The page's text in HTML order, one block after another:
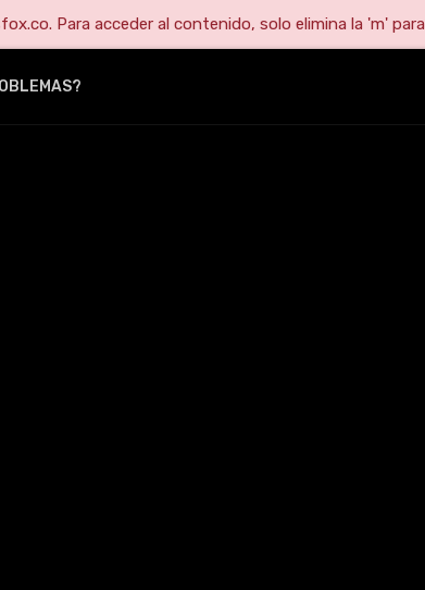
Para acceder al contenido, solo elimina la 'm'